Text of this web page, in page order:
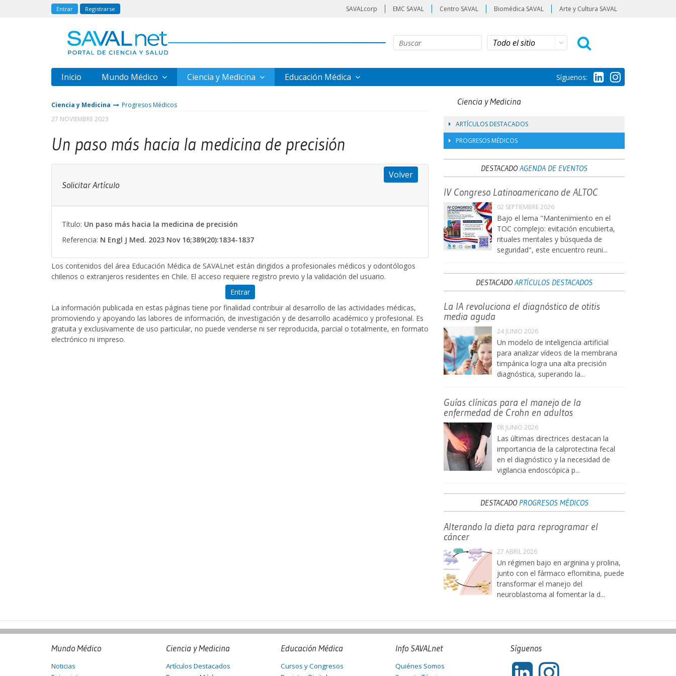
Entrar Registrarse SAVALcorp EMC SAVAL Centro SAVAL Biomédica SAVAL Arte y Cultura SAVAL
Inicio Mundo Médico Ciencia y Medicina Educación Médica Síguenos:
Ciencia y Medicina
Progresos Médicos
27 NOVIEMBRE 2023
Un paso más hacia la medicina de precisión
Solicitar Artículo
Volver
Título: Un paso más hacia la medicina de precisión
Referencia: N Engl J Med. 2023 Nov 16;389(20):1834-1837
Los contenidos del área Educación Médica de SAVALnet están dirigidos a profesionales médicos y odontólogos
chilenos o extranjeros residentes en Chile. El acceso requiere registro previo y la validación del usuario.
Entrar
La información publicada en estas páginas tiene por finalidad contribuir al desarrollo de las actividades médicas,
promoviendo y apoyando las labores de información, de investigación y de desarrollo académico y profesional. Es
gratuita y exclusivamente de uso particular, no puede venderse ni ser reproducida, parcial o totalmente, en formato
electrónico ni impreso.
Ciencia y Medicina
ARTÍCULOS DESTACADOS
PROGRESOS MÉDICOS
DESTACADOAGENDA DE EVENTOS
IV Congreso Latinoamericano de ALTOC
02 SEPTIEMBRE 2026
Bajo el lema "Mantenimiento en el
TOC complejo: evitación encubierta,
rituales mentales y búsqueda de
seguridad", este encuentro reuni...
DESTACADOARTÍCULOS DESTACADOS
La IA revoluciona el diagnóstico de otitis
media aguda
24 JUNIO 2026
Un modelo de inteligencia artificial
para analizar vídeos de la membrana
timpánica logra una alta precisión
diagnóstica, superando la...
Guías clínicas para el manejo de la
enfermedad de Crohn en adultos
08 JUNIO 2026
Las últimas directrices destacan la
importancia de la calprotectina fecal
en el diagnóstico y la necesidad de
vigilancia endoscópica p...
DESTACADO PROGRESOS MÉDICOS
Alterando la dieta para reprogramar el
cáncer
27 ABRIL 2026
Un régimen bajo en arginina y prolina,
junto con el fármaco eflornitina, puede
transformar el manejo del
neuroblastoma al fomentar la d...
Mundo Médico
Noticias
Ciencia y Medicina
Artículos Destacados
Educación Médica
Cursos y Congresos
Info SAVALnet
Quiénes Somos
Síguenos